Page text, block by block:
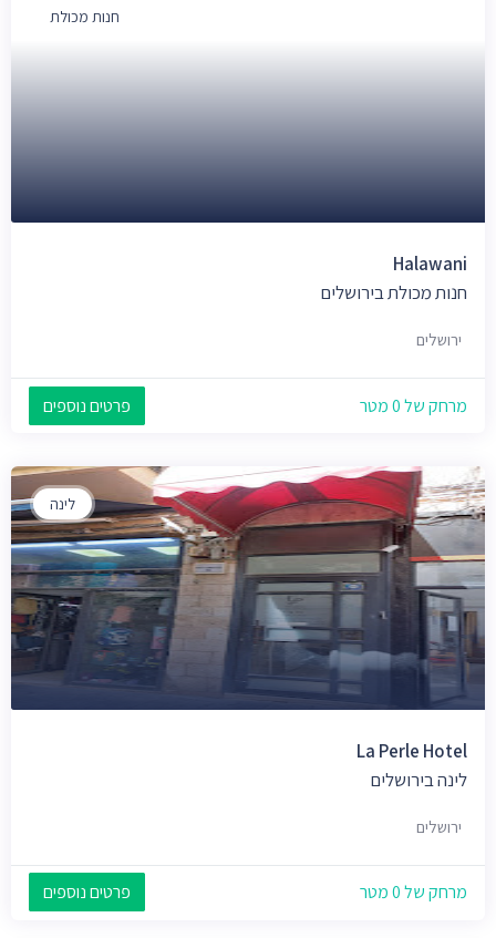
חנות מכולת
Halawani
חנות מכולת בירושלים
ירושלים
מרחק של 0 מטר פרטים נוספים
לינה
La Perle Hotel
לינה בירושלים
ירושלים
מרחק של 0 מטר פרטים נוספים